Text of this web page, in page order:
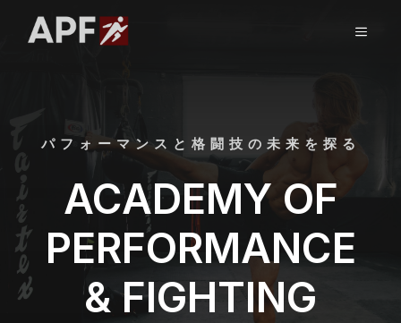
メ
パフォーマンスと格闘技の未来を探る
ACADEMY OF
PERFORMANCE
& FIGHTING